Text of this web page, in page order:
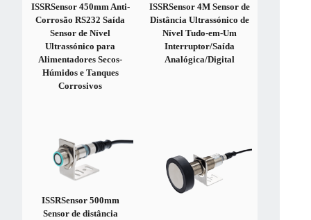
ISSRSensor 450mm Anti-
Corrosão RS232 Saída
Sensor de Nível
Ultrassónico para
Alimentadores Secos-
Húmidos e Tanques
Corrosivos
ISSRSensor 4M Sensor de
Distância Ultrassónico de
Nível Tudo-em-Um
Interruptor/Saída
Analógica/Digital
ISSRSensor 500mm
Sensor de distância